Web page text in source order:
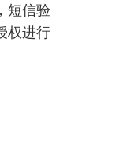
短信验
权进行